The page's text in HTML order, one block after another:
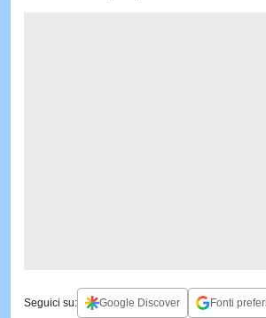
Seguici su: Google Discover Fonti